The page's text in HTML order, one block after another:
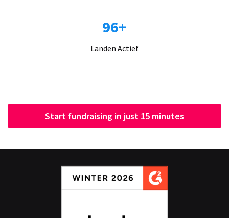
96+
Landen Actief
Start fundraising in just 15 minutes